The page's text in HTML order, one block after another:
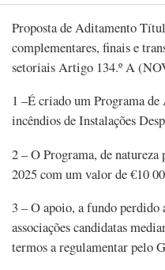
Proposta de Aditamento
complementares, finais e
setoriais Artigo 134.º A
1 –É criado um Programa
incêndios de Instalações
2 – O Programa, de
2025 com um valor de €10
3 – O apoio, a fundo perdido
associações candidatas
termos a regulamentar pelo